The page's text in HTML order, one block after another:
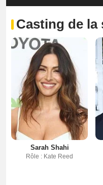
Casting de la
Sarah Shahi
Rôle : Kate Reed